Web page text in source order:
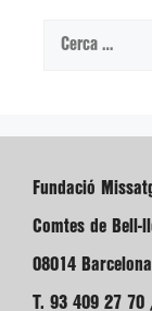
Cerca:
Fundació
Comtes de Bell-
08014 Barcelona
T. 93 409 27